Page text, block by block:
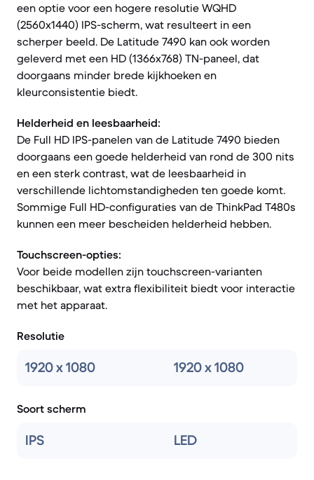
een optie voor een hogere resolutie WQHD
(2560x1440) IPS-scherm, wat resulteert in een
scherper beeld. De Latitude 7490 kan ook worden
geleverd met een HD (1366x768) TN-paneel, dat
doorgaans minder brede kijkhoeken en
kleurconsistentie biedt.
Helderheid en leesbaarheid:
De Full HD IPS-panelen van de Latitude 7490 bieden
doorgaans een goede helderheid van rond de 300 nits
en een sterk contrast, wat de leesbaarheid in
verschillende lichtomstandigheden ten goede komt.
Sommige Full HD-configuraties van de ThinkPad T480s
kunnen een meer bescheiden helderheid hebben.
Touchscreen-opties:
Voor beide modellen zijn touchscreen-varianten
beschikbaar, wat extra flexibiliteit biedt voor interactie
met het apparaat.
Resolutie
1920 x 1080 1920 x 1080
Soort scherm
IPS LED